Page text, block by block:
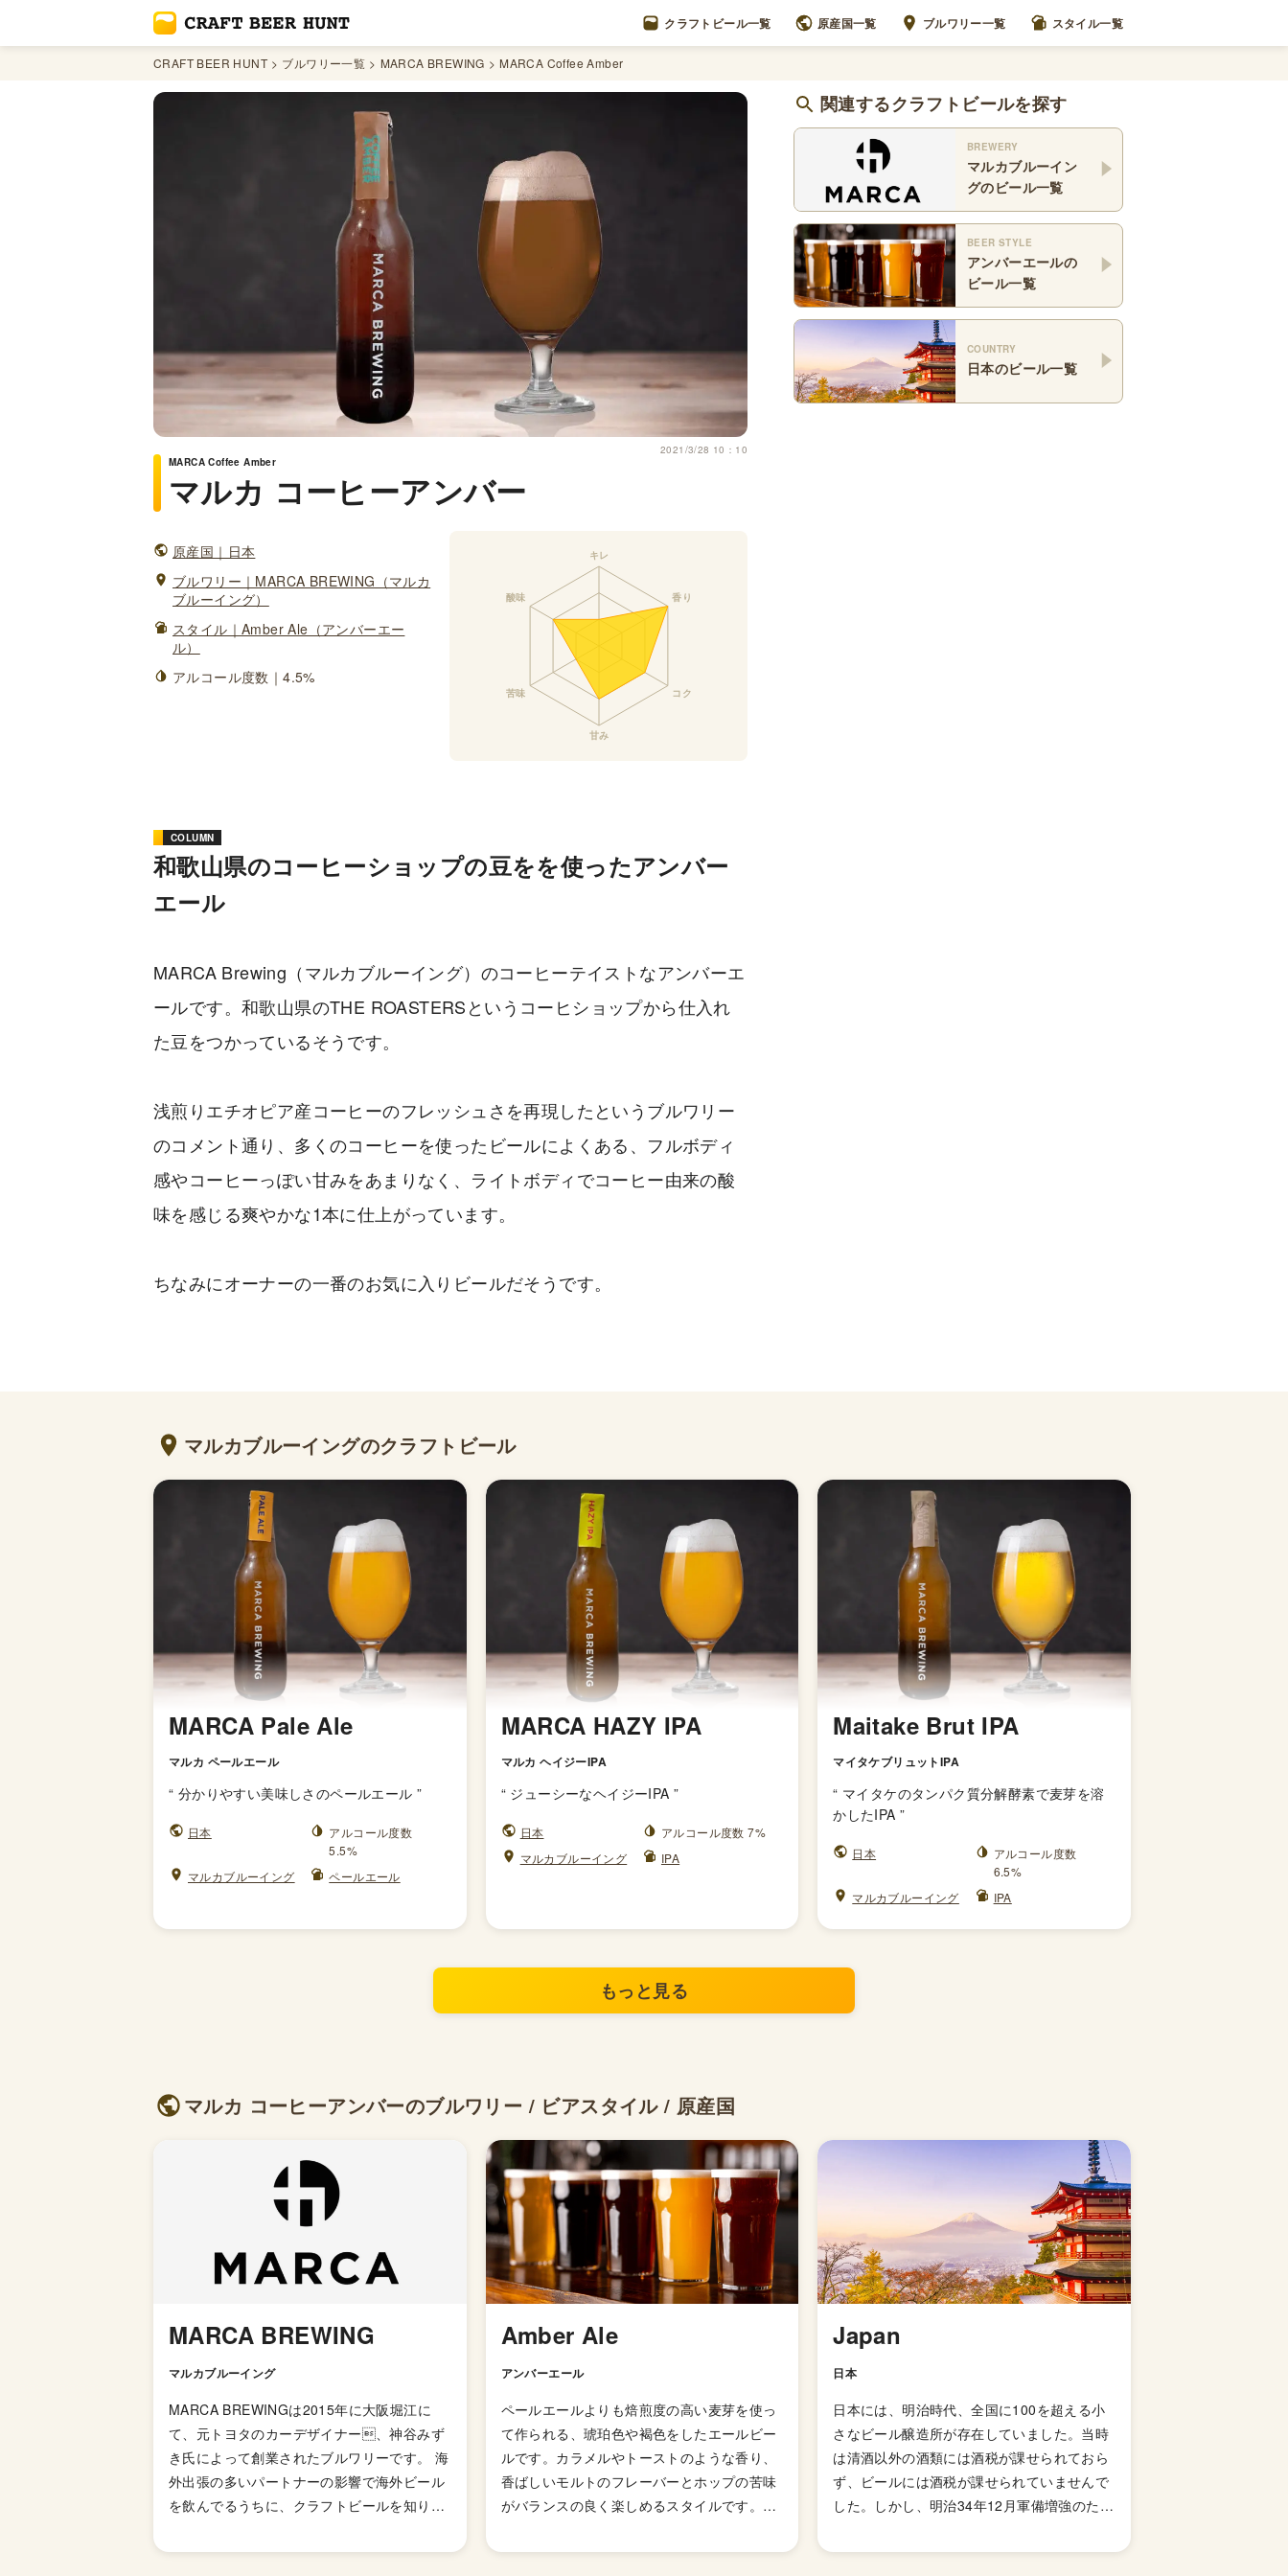
クラフトビール一覧 原産国一覧 ブルワリー一覧 スタイル一覧
CRAFT BEER HUNT ブルワリー一覧 MARCA BREWING MARCA Coffee Amber
2021/3/28 10：10
MARCA Coffee Amber
マルカ コーヒーアンバー
原産国｜日本
ブルワリー｜MARCA BREWING（マルカ
ブルーイング）
スタイル｜Amber Ale（アンバーエー
ル）
アルコール度数｜4.5%
COLUMN
和歌山県のコーヒーショップの豆をを使ったアンバー
エール
MARCA Brewing（マルカブルーイング）のコーヒーテイストなアンバーエ
ールです。和歌山県のTHE ROASTERSというコーヒショップから仕入れ
た豆をつかっているそうです。
浅煎りエチオピア産コーヒーのフレッシュさを再現したというブルワリー
のコメント通り、多くのコーヒーを使ったビールによくある、フルボディ
感やコーヒーっぽい甘みをあまりなく、ライトボディでコーヒー由来の酸
味を感じる爽やかな1本に仕上がっています。
ちなみにオーナーの一番のお気に入りビールだそうです。
関連するクラフトビールを探す
BREWERY
マルカブルーイン
グのビール一覧
BEER STYLE
アンバーエールの
ビール一覧
COUNTRY
日本のビール一覧
マルカブルーイングのクラフトビール
MARCA Pale Ale
マルカ ペールエール
“ 分かりやすい美味しさのペールエール ”
日本
アルコール度数
5.5%
マルカブルーイング
ペールエール
MARCA HAZY IPA
マルカ ヘイジーIPA
“ ジューシーなヘイジーIPA ”
日本
アルコール度数 7%
マルカブルーイング
IPA
Maitake Brut IPA
マイタケブリュットIPA
“ マイタケのタンパク質分解酵素で麦芽を溶
かしたIPA ”
日本
アルコール度数
6.5%
マルカブルーイング
IPA
もっと見る
マルカ コーヒーアンバーのブルワリー / ビアスタイル / 原産国
MARCA BREWING
マルカブルーイング
MARCA BREWINGは2015年に大阪堀江に
て、元トヨタのカーデザイナー、神谷みず
き氏によって創業されたブルワリーです。 海
外出張の多いパートナーの影響で海外ビール
を飲んでるうちに、クラフトビールを知り、
すべてを1人で造り上げるビール造りに興味
Amber Ale
アンバーエール
ペールエールよりも焙煎度の高い麦芽を使っ
て作られる、琥珀色や褐色をしたエールビー
ルです。カラメルやトーストのような香り、
香ばしいモルトのフレーバーとホップの苦味
がバランスの良く楽しめるスタイルです。
すめ。ちなみに「アンバー」は褐色という意
Japan
日本
日本には、明治時代、全国に100を超える小
さなビール醸造所が存在していました。当時
は清酒以外の酒類には酒税が課せられておら
ず、ビールには酒税が課せられていませんで
した。しかし、明治34年12月軍備増強のため
れることになり、資金力の弱い小さなビール